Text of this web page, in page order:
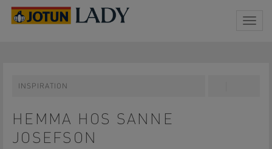
INSPIRATION
HEMMA HOS SANNE
JOSEFSON